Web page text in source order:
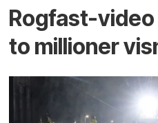
Rogfast-
to millioner